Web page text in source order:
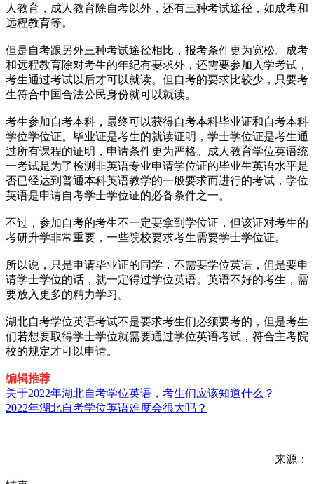
人教育，成人教育除自考以外，还有三种考试途径，如成考和
远程教育等。
但是自考跟另外三种考试途径相比，报考条件更为宽松。成考
和远程教育除对考生的年纪有要求外，还需要参加入学考试，
考生通过考试以后才可以就读。但自考的要求比较少，只要考
生符合中国合法公民身份就可以就读。
考生参加自考本科，最终可以获得自考本科毕业证和自考本科
学位学位证。毕业证是考生的就读证明，学士学位证是考生通
过所有课程的证明，申请条件更为严格。成人教育学位英语统
一考试是为了检测非英语专业申请学位证的毕业生英语水平是
否已经达到普通本科英语教学的一般要求而进行的考试，学位
英语是申请自考学士学位证的必备条件之一。
不过，参加自考的考生不一定要拿到学位证，但该证对考生的
考研升学非常重要，一些院校要求考生需要学士学位证。
所以说，只是申请毕业证的同学，不需要学位英语，但是要申
请学士学位的话，就一定得过学位英语。英语不好的考生，需
要放入更多的精力学习。
湖北自考学位英语考试不是要求考生们必须要考的，但是考生
们若想要取得学士学位就需要通过学位英语考试，符合主考院
校的规定才可以申请。
编辑推荐
关于2022年湖北自考学位英语，考生们应该知道什么？
2022年湖北自考学位英语难度会很大吗？
来源：